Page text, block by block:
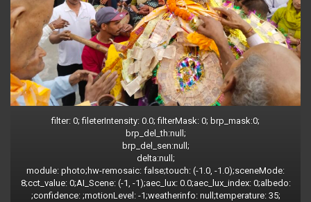
filter: 0; fileterIntensity: 0.0; filterMask: 0; brp_mask:0;
brp_del_th:null;
brp_del_sen:null;
delta:null;
module: photo;hw-remosaic: false;touch: (-1.0, -1.0);sceneMode:
8;cct_value: 0;AI_Scene: (-1, -1);aec_lux: 0.0;aec_lux_index: 0;albedo:
;confidence: ;motionLevel: -1;weatherinfo: null;temperature: 35;